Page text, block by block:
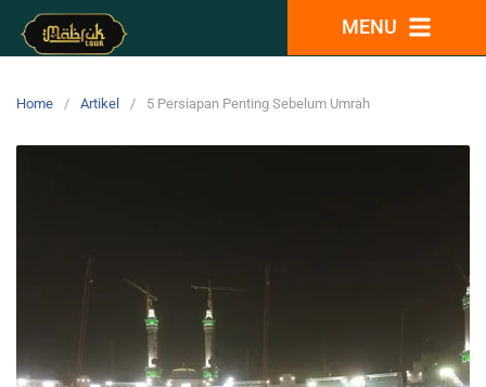
MENU
Home Artikel 5 Persiapan Penting Sebelum Umrah